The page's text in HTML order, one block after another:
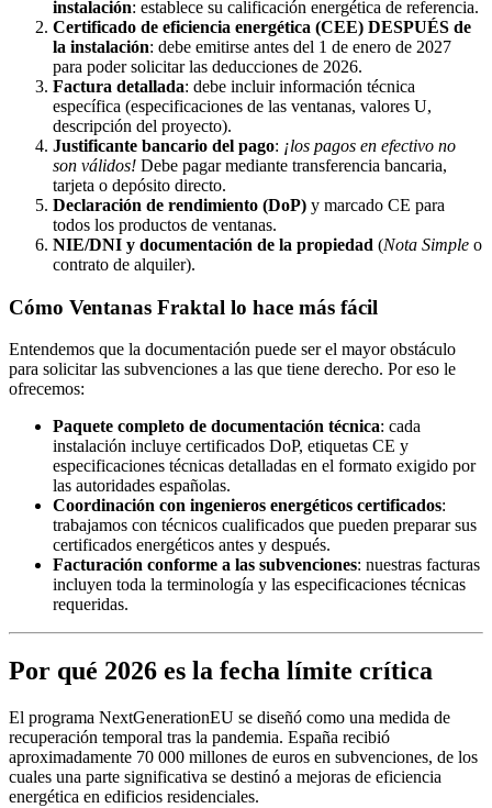
instalación: establece su calificación energética de referencia.
Certificado de eficiencia energética (CEE) DESPUÉS de
la instalación: debe emitirse antes del 1 de enero de 2027
para poder solicitar las deducciones de 2026.
Factura detallada: debe incluir información técnica
específica (especificaciones de las ventanas, valores U,
descripción del proyecto).
Justificante bancario del pago: ¡los pagos en efectivo no
son válidos! Debe pagar mediante transferencia bancaria,
tarjeta o depósito directo.
Declaración de rendimiento (DoP) y marcado CE para
todos los productos de ventanas.
NIE/DNI y documentación de la propiedad (Nota Simple o
contrato de alquiler).
Cómo Ventanas Fraktal lo hace más fácil
Entendemos que la documentación puede ser el mayor obstáculo
para solicitar las subvenciones a las que tiene derecho. Por eso le
ofrecemos:
Paquete completo de documentación técnica: cada
instalación incluye certificados DoP, etiquetas CE y
especificaciones técnicas detalladas en el formato exigido por
las autoridades españolas.
Coordinación con ingenieros energéticos certificados:
trabajamos con técnicos cualificados que pueden preparar sus
certificados energéticos antes y después.
Facturación conforme a las subvenciones: nuestras facturas
incluyen toda la terminología y las especificaciones técnicas
requeridas.
Por qué 2026 es la fecha límite crítica
El programa NextGenerationEU se diseñó como una medida de
recuperación temporal tras la pandemia. España recibió
aproximadamente 70 000 millones de euros en subvenciones, de los
cuales una parte significativa se destinó a mejoras de eficiencia
energética en edificios residenciales.